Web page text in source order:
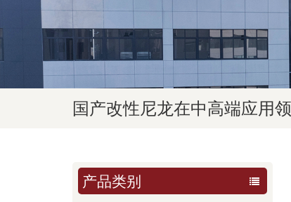
国产改性尼龙在中高端应用
产品类别